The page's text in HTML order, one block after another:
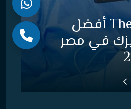
The Eyecare أفضل
في مصر